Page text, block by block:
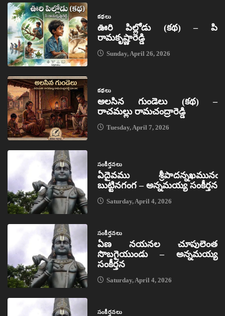
కథలు
ఊరి పిల్లోడు (కథ) – పి
రామకృష్ణారెడ్డి
Sunday, April 26, 2026
కథలు
అలసిన గుండెలు (కథ) –
రాచమల్లు రామచంద్రారెడ్డి
Tuesday, April 7, 2026
సంకీర్తనలు
ఏదైవము శ్రీపాదన్నఖమునఁ
బుట్టినగంగ – అన్నమయ్య సంకీర్తన
Saturday, April 4, 2026
సంకీర్తనలు
ఏణ నయనల చూపులెంత
సొబగైయుండు – అన్నమయ్య
సంకీర్తన
Saturday, April 4, 2026
సంకీర్తనలు